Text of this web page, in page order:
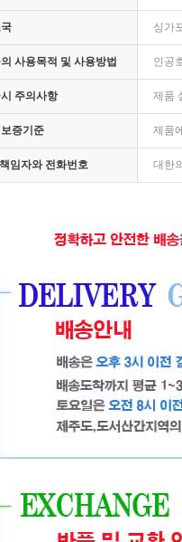
싱가
사용목적 및 사용방법 인공
주의사항 제품
증기준 제품
임자와 전화번호 대한